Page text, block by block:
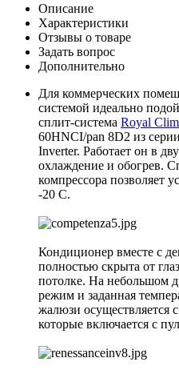
Описание
Характеристики
Отзывы о товаре
Задать вопрос
Дополнительно
Для коммерческих
системой идеально
сплит-система Royal
60HNCI/pan 8D2 из
Inverter. Работает он в
охлаждение и обогрев.
компрессора позволяет
-20 C.
Кондиционер вместе с
полностью скрыта от
потолке. На небольшом
режим и заданная
жалюзи осуществляется
которые включается с